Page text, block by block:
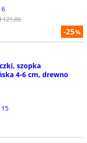
-25%
6
121,86
szopka
4-6 cm, drewno
15